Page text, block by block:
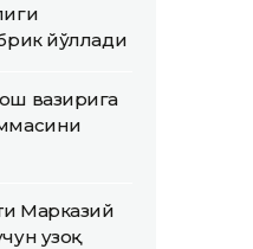
йўллади
вазирига
Марказий
узоқ